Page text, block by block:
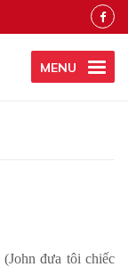
MENU
(John đưa tôi chiếc